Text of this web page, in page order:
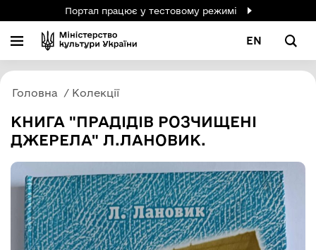
Портал працює у тестовому режимі
EN
Головна Колекції
КНИГА "ПРАДІДІВ РОЗЧИЩЕНІ
ДЖЕРЕЛА" Л.ЛАНОВИК.